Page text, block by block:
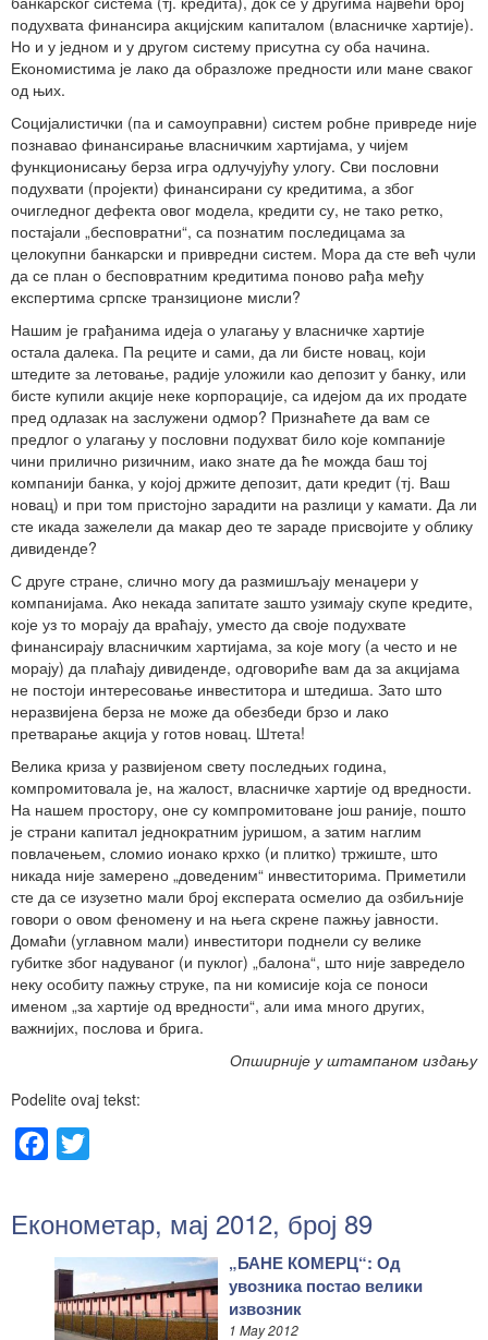
подухвата финансира акцијским капиталом (власничке хартије).
Но и у једном и у другом систему присутна су оба начина.
Економистима је лако да образложе предности или мане сваког
од њих.
Социјалистички (па и самоуправни) систем робне привреде није
познавао финансирање власничким хартијама, у чијем
функционисању берза игра одлучујућу улогу. Сви пословни
подухвати (пројекти) финансирани су кредитима, а због
очигледног дефекта овог модела, кредити су, не тако ретко,
постајали „бесповратни“, са познатим последицама за
целокупни банкарски и привредни систем. Мора да сте већ чули
да се план о бесповратним кредитима поново рађа међу
експертима српске транзиционе мисли?
Нашим је грађанима идеја о улагању у власничке хартије
остала далека. Па реците и сами, да ли бисте новац, који
штедите за летовање, радије уложили као депозит у банку, или
бисте купили акције неке корпорације, са идејом да их продате
пред одлазак на заслужени одмор? Признаћете да вам се
предлог о улагању у пословни подухват било које компаније
чини прилично ризичним, иако знате да ће можда баш тој
компанији банка, у којој држите депозит, дати кредит (тј. Ваш
новац) и при том пристојно зарадити на разлици у камати. Да ли
сте икада зажелели да макар део те зараде присвојите у облику
дивиденде?
С друге стране, слично могу да размишљају менаџери у
компанијама. Ако некада запитате зашто узимају скупе кредите,
које уз то морају да враћају, уместо да своје подухвате
финансирају власничким хартијама, за које могу (а често и не
морају) да плаћају дивиденде, одговориће вам да за акцијама
не постоји интересовање инвеститора и штедиша. Зато што
неразвијена берза не може да обезбеди брзо и лако
претварање акција у готов новац. Штета!
Велика криза у развијеном свету последњих година,
компромитовала је, на жалост, власничке хартије од вредности.
На нашем простору, оне су компромитоване још раније, пошто
је страни капитал једнократним јуришом, а затим наглим
повлачењем, сломио ионако крхко (и плитко) тржиште, што
никада није замерено „доведеним“ инвеститорима. Приметили
сте да се изузетно мали број експерата осмелио да озбиљније
говори о овом феномену и на њега скрене пажњу јавности.
Домаћи (углавном мали) инвеститори поднели су велике
губитке због надуваног (и пуклог) „балона“, што није завредело
неку особиту пажњу струке, па ни комисије која се поноси
именом „за хартије од вредности“, али има много других,
важнијих, послова и брига.
Опширније у штампаном издању
Podelite ovaj tekst:
Facebook
Економетар, мај 2012, број 89
„БАНЕ КОМЕРЦ“: Од
увозника постао велики
извозник
1 May 2012